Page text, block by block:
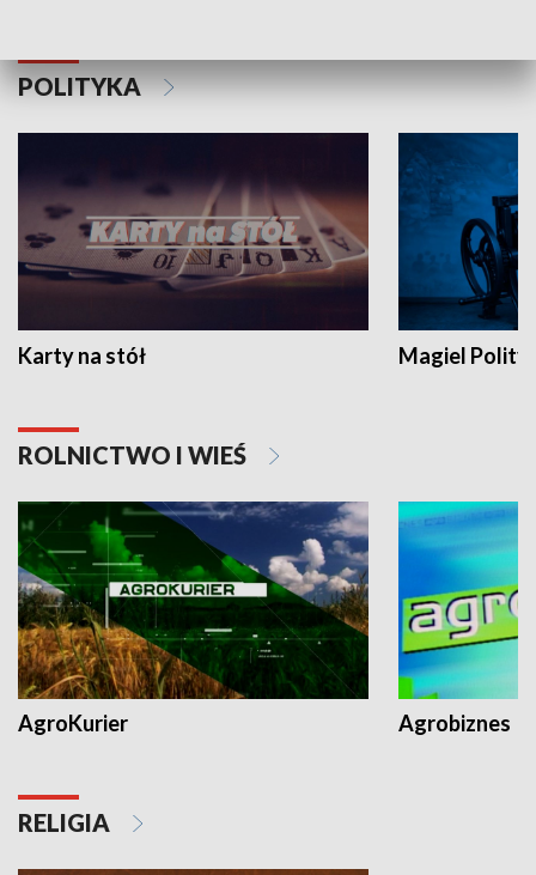
POLITYKA
Karty na stół Magiel
ROLNICTWO I WIEŚ
AgroKurier Agrobiznes
RELIGIA